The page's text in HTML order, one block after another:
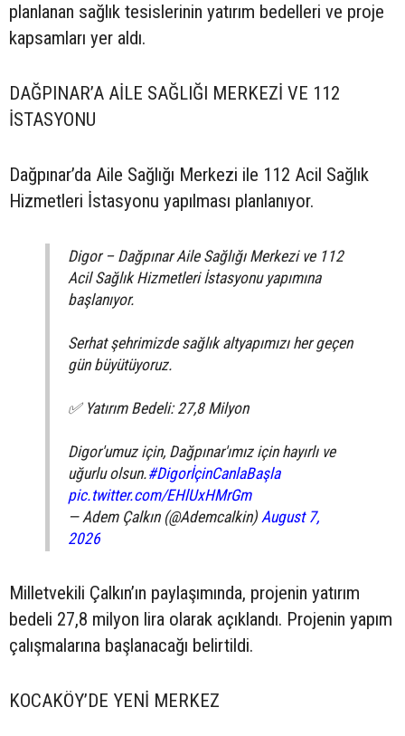
planlanan sağlık tesislerinin yatırım bedelleri ve proje
kapsamları yer aldı.
DAĞPINAR’A AİLE SAĞLIĞI MERKEZİ VE 112
İSTASYONU
Dağpınar’da Aile Sağlığı Merkezi ile 112 Acil Sağlık
Hizmetleri İstasyonu yapılması planlanıyor.
Digor – Dağpınar Aile Sağlığı Merkezi ve 112
Acil Sağlık Hizmetleri İstasyonu yapımına
başlanıyor.
Serhat şehrimizde sağlık altyapımızı her geçen
gün büyütüyoruz.
✅ Yatırım Bedeli: 27,8 Milyon
Digor'umuz için, Dağpınar'ımız için hayırlı ve
uğurlu olsun.#DigorİçinCanlaBaşla
pic.twitter.com/EHlUxHMrGm
— Adem Çalkın (@Ademcalkin)August 7,
2026
Milletvekili Çalkın’ın paylaşımında, projenin yatırım
bedeli 27,8 milyon lira olarak açıklandı. Projenin yapım
çalışmalarına başlanacağı belirtildi.
KOCAKÖY’DE YENİ MERKEZ